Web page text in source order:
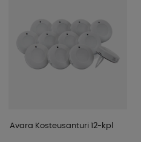
Avara Kosteusanturi 12-kpl